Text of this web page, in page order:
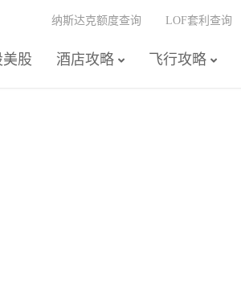
美股 酒店攻略 飞行攻略
纳斯达克额度查询 LOF套利查询